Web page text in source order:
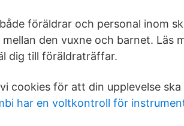
föräldrar och personal inom
den vuxne och barnet. Läs
dig till föräldraträffar.
cookies för att din upplevelse
har en voltkontroll för